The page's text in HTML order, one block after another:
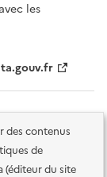
des contenus
de
(éditeur du site
les